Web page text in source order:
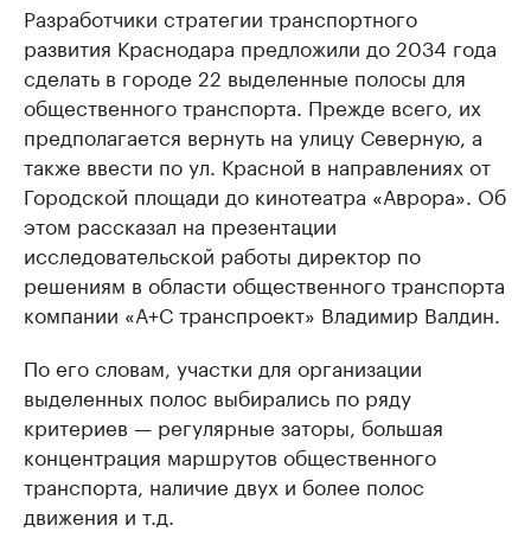
Разработчики стратегии транспортного
развития Краснодара предложили до 2034 года
сделать в городе 22 выделенные полосы для
общественного транспорта. Прежде всего, их
предполагается вернуть на улицу Северную, а
также ввести по ул. Красной в направлениях от
Городской площади до кинотеатра «Аврора». Об
этом рассказал на презентации
исследовательской работы директор по
решениям в области общественного транспорта
компании «А+С транспроект» Владимир Валдин.
По его словам, участки для организации
выделенных полос выбирались по ряду
критериев — регулярные заторы, большая
концентрация маршрутов общественного
транспорта, наличие двух и более полос
движения и т.д.